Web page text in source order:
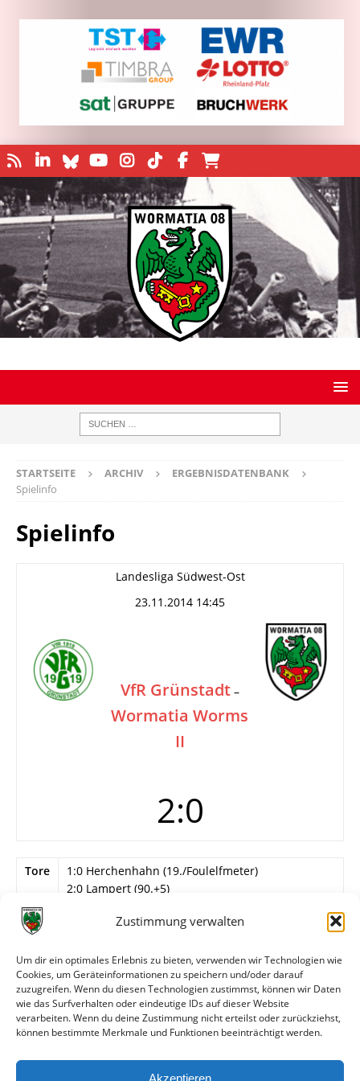
Zustimmung verwalten
Um dir ein optimales Erlebnis zu bieten, verwenden wir Technologien wie
Cookies, um Geräteinformationen zu speichern und/oder darauf
zuzugreifen. Wenn du diesen Technologien zustimmst, können wir Daten
wie das Surfverhalten oder eindeutige IDs auf dieser Website
verarbeiten. Wenn du deine Zustimmung nicht erteilst oder zurückziehst,
können bestimmte Merkmale und Funktionen beeinträchtigt werden.
Akzeptieren
STARTSEITE ARCHIV
ERGEBNISDATENBANK
Spielinfo
Spielinfo
Landesliga Südwest-Ost
23.11.2014 14:45
VfR Grünstadt –
Wormatia Worms
II
2:0
Tore
1:0 Herchenhahn (19./Foulelfmeter)
2:0 Lampert (90.+5)
Info
17. Spieltag
D. Müller – Nagy, Thiel, Cuc, A. Kraft (80. Meis), B.
Weisenborn, Rose (46. Bullinger), Dell, Moh Amar
(70. Vrbarac), Basyouni, Schröher.